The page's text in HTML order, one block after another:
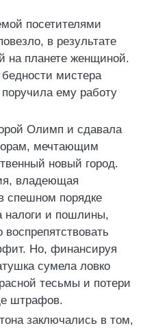
посетителями
в результате
на планете женщиной.
мистера
ему работу
Олимп и сдавала
мечтающим
новый город.
владеющая
спешном порядке
налоги и пошлины,
Но, финансируя
сумела ловко
тесьмы и потери
штрафов.
заключались в том,